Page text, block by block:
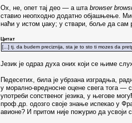
Ох, не, опет тај део — а шта browser
ставио неопходно додатно објашњење.
наћи у истом џаку; у ствари, боље да сам
Цитат
[...] tj. da budem preciznija, sta je to sto ti mozes da
Језик је одраз духа оних који се њиме
Педесетих, била је убрзана изградња,
у морално-вредносне оцене свега тога —
употреби сопственог језика, у његове
проф.др. одозго своје знање испекао у
авионе? И притом није пожурио да усвоји